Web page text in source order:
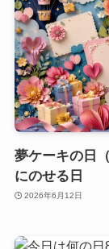
夢ケーキの日
にのせる日
2026年6月12日